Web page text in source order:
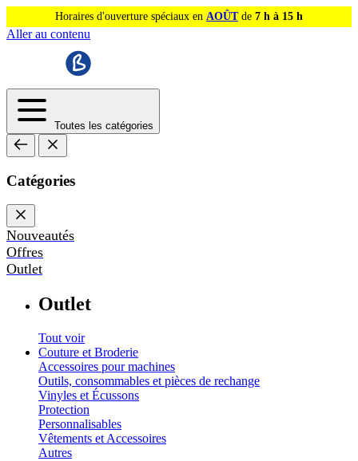
Horaires d'ouverture spéciaux en AOÛTde 7 h à 15 h
Aller au contenu
Toutes les catégories
Catégories
Nouveautés
Offres
Outlet
Outlet
Tout voir
Couture et Broderie
Accessoires pour machines
Outils, consommables et pièces de rechange
Vinyles et Écussons
Protection
Personnalisables
Vêtements et Accessoires
Autres